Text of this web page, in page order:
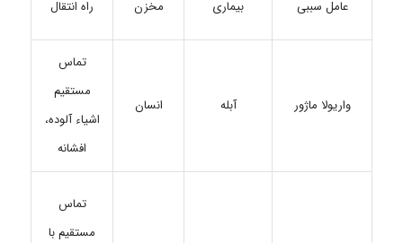
عامل سببی بیماری مخزن راه انتقال
واریولا ماژور آبله انسان
تماس
مستقیم
اشیاء آلوده،
افشانه
تماس
مستقیم با